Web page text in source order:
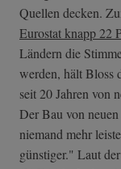
Quellen decken.
Eurostat knapp 22
Ländern die
werden, hält Bloss
seit 20 Jahren von
Der Bau von
niemand mehr
günstiger." Laut